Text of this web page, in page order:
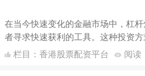
在当今快速变化的金融市场中，杠
者寻求快速获利的工具。这种投资
大交易规模，既能显著提升潜在收益
险。理解杠杆....
栏目： 香港股票配资平台 阅读